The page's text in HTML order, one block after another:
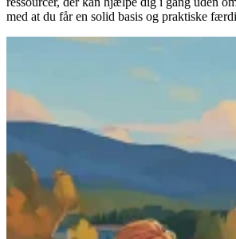
med at du får en solid basis og praktiske